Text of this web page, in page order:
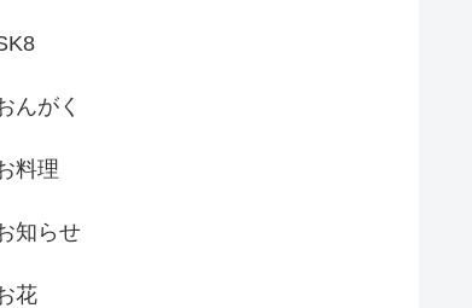
んがく
料理
知らせ
花